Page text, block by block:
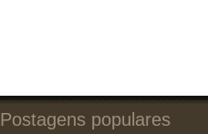
Postagens populares